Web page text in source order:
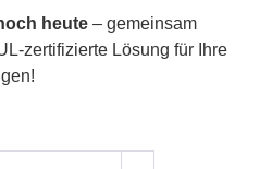
heute – gemeinsam
zertifizierte Lösung für Ihre